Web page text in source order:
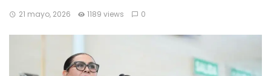
21 mayo, 2026 1189 views 0